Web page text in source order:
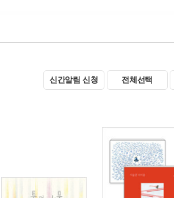
신간알림 신청 전체선택